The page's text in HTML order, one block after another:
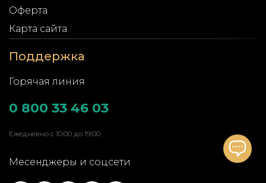
Оферта
Карта сайта
Поддержка
Горячая линия
0 800 33 46 03
Ежедневно с 10:00 до 19:00.
Месенджеры и соцсети